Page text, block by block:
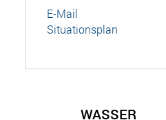
E-Mail
Situationsplan
WASSER